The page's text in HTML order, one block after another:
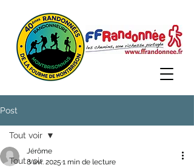
Post
Tout voir
Tout voir
Jérôme
8 avr. 2025 1 min de lecture